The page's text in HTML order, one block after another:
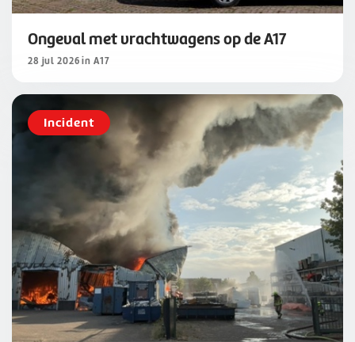
Ongeval met vrachtwagens op de A17
28 jul 2026 in A17
Incident